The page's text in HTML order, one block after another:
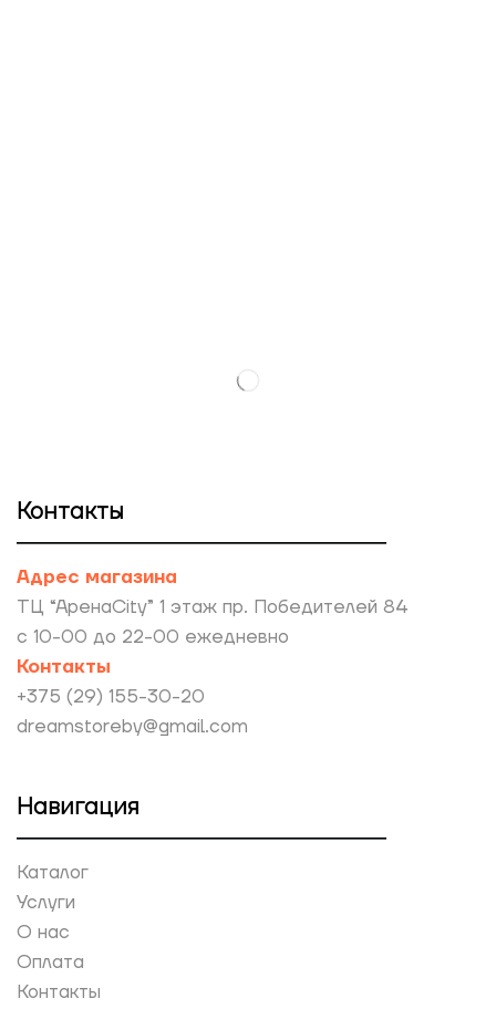
Контакты
Адрес магазина
ТЦ “АренаCity” 1 этаж пр. Победителей 84
с 10-00 до 22-00 ежедневно
Контакты
+375 (29) 155-30-20
dreamstoreby@gmail.com
Навигация
Каталог
Услуги
О нас
Оплата
Контакты